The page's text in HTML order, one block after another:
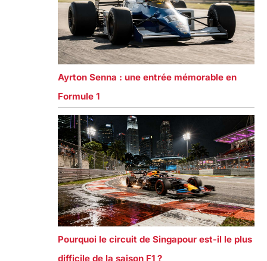
Ayrton Senna : une entrée mémorable en
Formule 1
Pourquoi le circuit de Singapour est-il le plus
difficile de la saison F1 ?